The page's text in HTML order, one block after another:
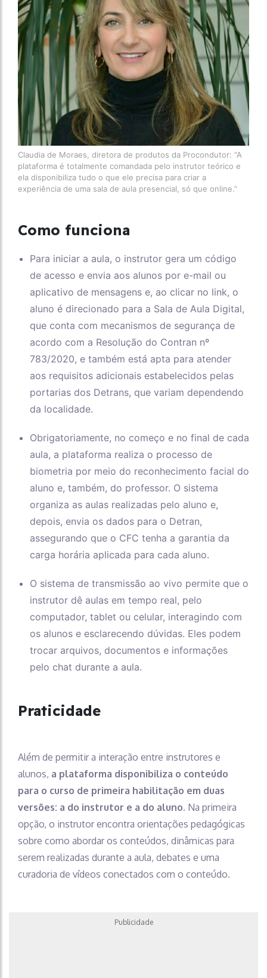
Claudia de Moraes, diretora de produtos da Procondutor: “A
plataforma é totalmente comandada pelo instrutor teórico e
ela disponibiliza tudo o que ele precisa para criar a
experiência de uma sala de aula presencial, só que online.”
Como funciona
Para iniciar a aula, o instrutor gera um código
de acesso e envia aos alunos por e-mail ou
aplicativo de mensagens e, ao clicar no link, o
aluno é direcionado para a Sala de Aula Digital,
que conta com mecanismos de segurança de
acordo com a Resolução do Contran nº
783/2020, e também está apta para atender
aos requisitos adicionais estabelecidos pelas
portarias dos Detrans, que variam dependendo
da localidade.
Obrigatoriamente, no começo e no final de cada
aula, a plataforma realiza o processo de
biometria por meio do reconhecimento facial do
aluno e, também, do professor. O sistema
organiza as aulas realizadas pelo aluno e,
depois, envia os dados para o Detran,
assegurando que o CFC tenha a garantia da
carga horária aplicada para cada aluno.
O sistema de transmissão ao vivo permite que o
instrutor dê aulas em tempo real, pelo
computador, tablet ou celular, interagindo com
os alunos e esclarecendo dúvidas. Eles podem
trocar arquivos, documentos e informações
pelo chat durante a aula.
Praticidade
Além de permitir a interação entre instrutores e
alunos, a plataforma disponibiliza o conteúdo
para o curso de primeira habilitação em duas
versões: a do instrutor e a do aluno. Na primeira
opção, o instrutor encontra orientações pedagógicas
sobre como abordar os conteúdos, dinâmicas para
serem realizadas durante a aula, debates e uma
curadoria de vídeos conectados com o conteúdo.
Publicidade